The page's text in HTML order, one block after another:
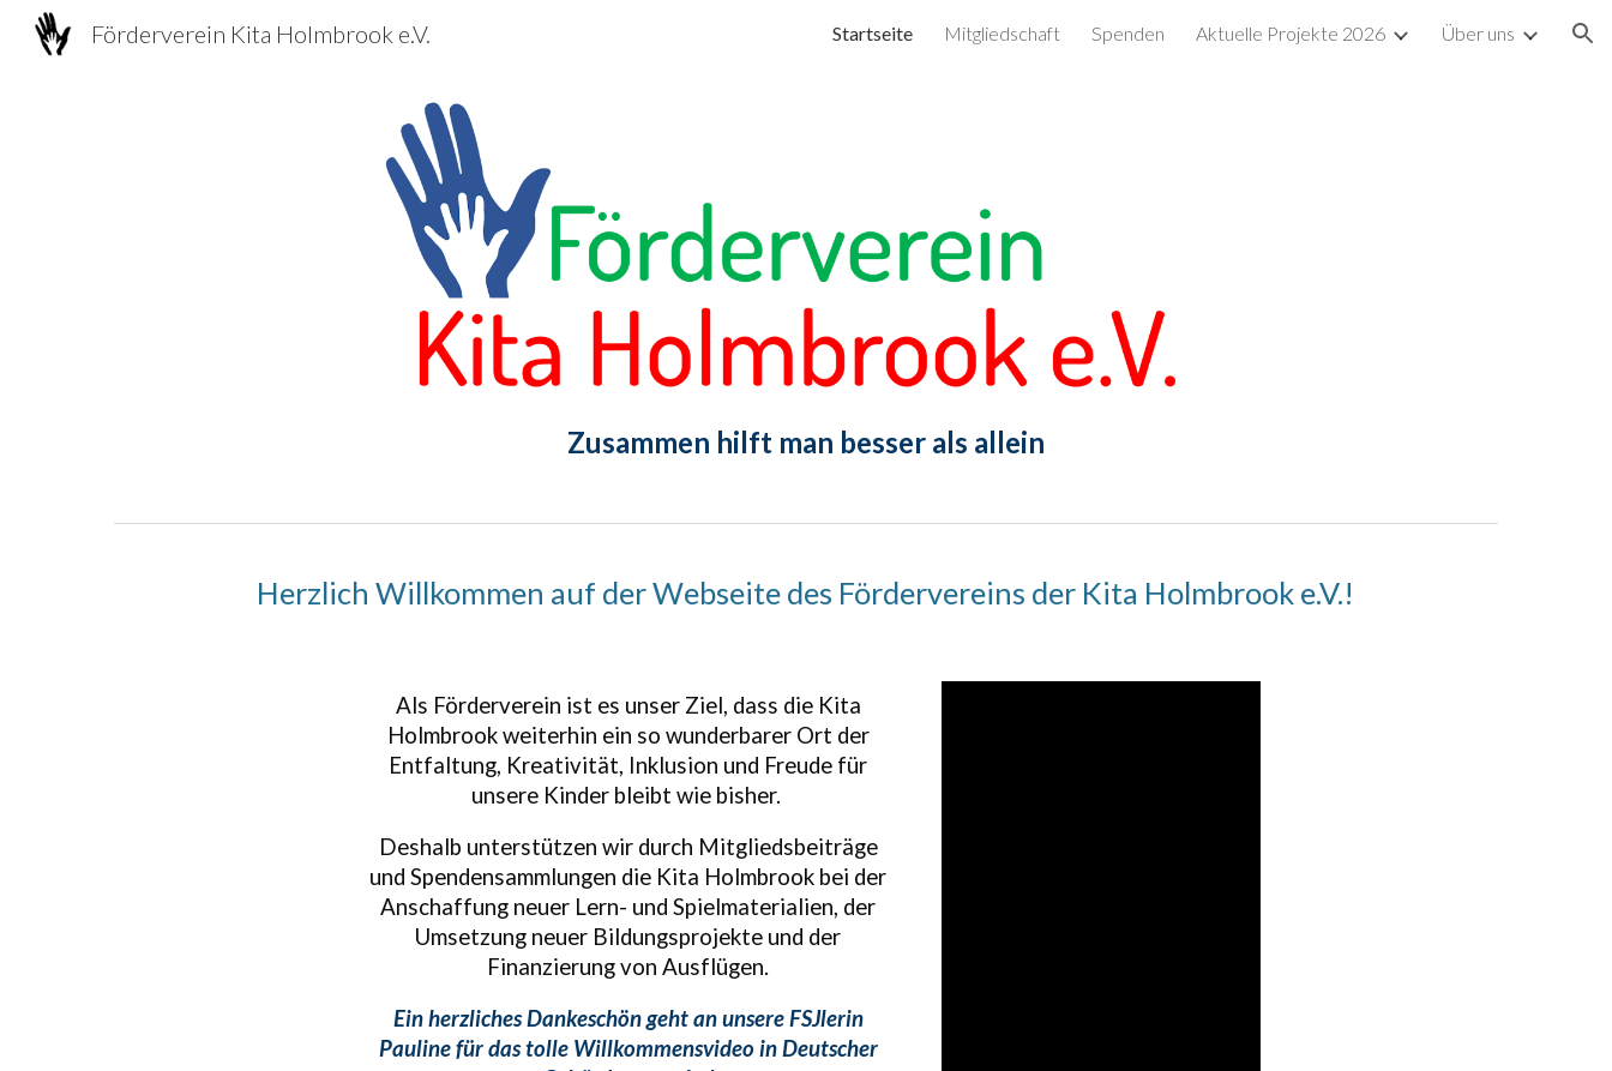
Skip to navigation
Förderverein Kita Holmbrook e.V. Startseite Mitgliedschaft Spenden Aktuelle Projekte 2026 Über uns
Zusammen hilft man besser als allein
Herzlich Willkommen auf der Webseite des Fördervereins der Kita Holmbrook e.V.!
Als Förderverein ist es unser Ziel, dass die Kita
Holmbrook weiterhin ein so wunderbarer Ort der
Entfaltung, Kreativität, Inklusion und Freude für
unsere Kinder bleibt wie bisher.
Deshalb unterstützen wir durch Mitgliedsbeiträge
und Spendensammlungen die Kita Holmbrook bei der
Anschaffung neuer Lern- und Spielmaterialien, der
Umsetzung neuer Bildungsprojekte und der
Finanzierung von Ausflügen.
Ein herzliches Dankeschön geht an unsere FSJlerin
Pauline für das tolle Willkommensvideo in Deutscher